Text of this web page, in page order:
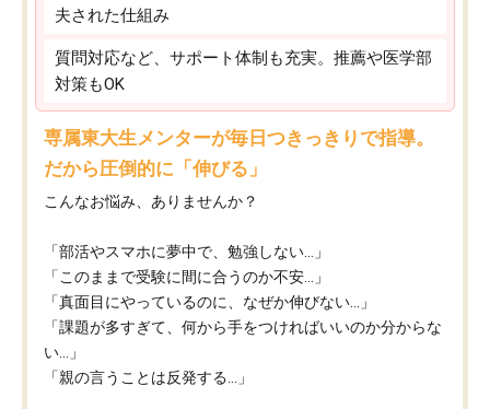
夫された仕組み
質問対応など、サポート体制も充実。推薦や医学部
対策もOK
専属東大生メンターが毎日つきっきりで指導。
だから圧倒的に「伸びる」
こんなお悩み、ありませんか？
「部活やスマホに夢中で、勉強しない…」
「このままで受験に間に合うのか不安…」
「真面目にやっているのに、なぜか伸びない…」
「課題が多すぎて、何から手をつければいいのか分からな
い…」
「親の言うことは反発する…」